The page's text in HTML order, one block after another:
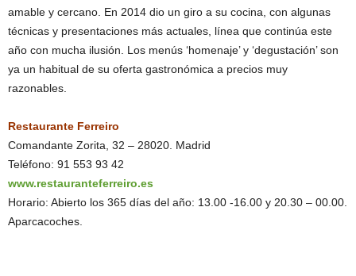
amable y cercano. En 2014 dio un giro a su cocina, con algunas
técnicas y presentaciones más actuales, línea que continúa este
año con mucha ilusión. Los menús ‘homenaje’ y ‘degustación’ son
ya un habitual de su oferta gastronómica a precios muy
razonables.
Restaurante Ferreiro
Comandante Zorita, 32 – 28020. Madrid
Teléfono: 91 553 93 42
www.restauranteferreiro.es
Horario: Abierto los 365 días del año: 13.00 -16.00 y 20.30 – 00.00.
Aparcacoches.